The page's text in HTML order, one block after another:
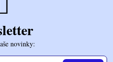
novinky: